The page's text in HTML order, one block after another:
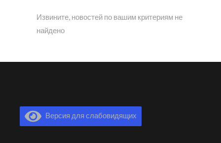
Извините, новостей по вашим критериям не
найдено
Версия для слабовидящих